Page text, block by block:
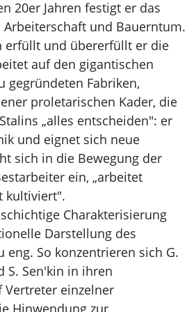
20er Jahren festigt er das
und Bauerntum.
erfüllt und übererfüllt er die
auf den gigantischen
gegründeten Fabriken,
proletarischen Kader, die
„alles entscheiden": er
und eignet sich neue
sich in die Bewegung der
ein, „arbeitet
kultiviert".
Charakterisierung
Darstellung des
eng. So konzentrieren sich G.
S. Sen'kin in ihren
Vertreter einzelner
Hinwendung zur